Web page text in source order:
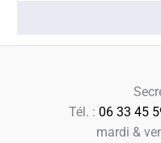
Tél. : 06 33 45
mardi &